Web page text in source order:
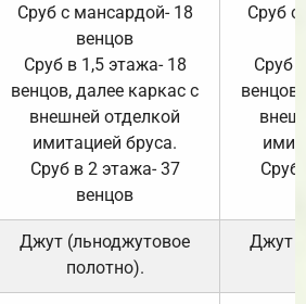
Сруб с мансардой- 18
венцов
Сруб в 1,5 этажа- 18
венцов, далее каркас с
внешней отделкой
имитацией бруса.
Сруб в 2 этажа- 37
венцов
Сруб с
Сруб
Сруб
Джут (льноджутовое
полотно).
Джут